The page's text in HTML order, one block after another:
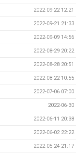
2022-09-22 12:21
2022-09-21 21:33
2022-09-09 14:56
2022-08-29 20:22
2022-08-28 20:51
2022-08-22 10:55
2022-07-06 07:00
2022-06-30
2022-06-11 20:38
2022-06-02 22:22
2022-05-24 21:17